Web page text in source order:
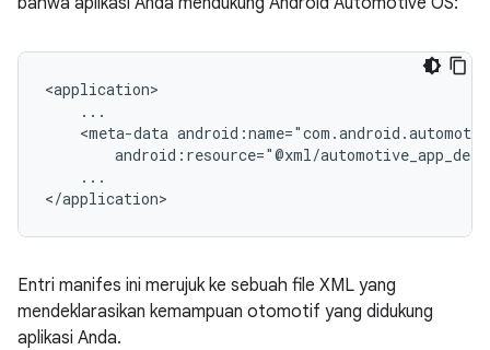
<meta-data
...
Entri manifes ini merujuk ke sebuah file XML yang
mendeklarasikan kemampuan otomotif yang didukung
aplikasi Anda.